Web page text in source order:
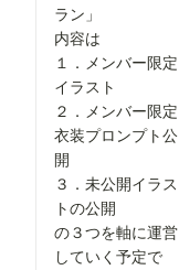
ラン」
内容は
１．メンバー限定
イラスト
２．メンバー限定
衣装プロンプト公
開
３．未公開イラス
トの公開
の３つを軸に運営
していく予定で